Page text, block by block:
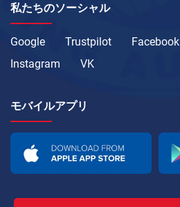
私たちのソーシャル
Google Trustpilot Facebook
Instagram
VK
モバイルアプリ